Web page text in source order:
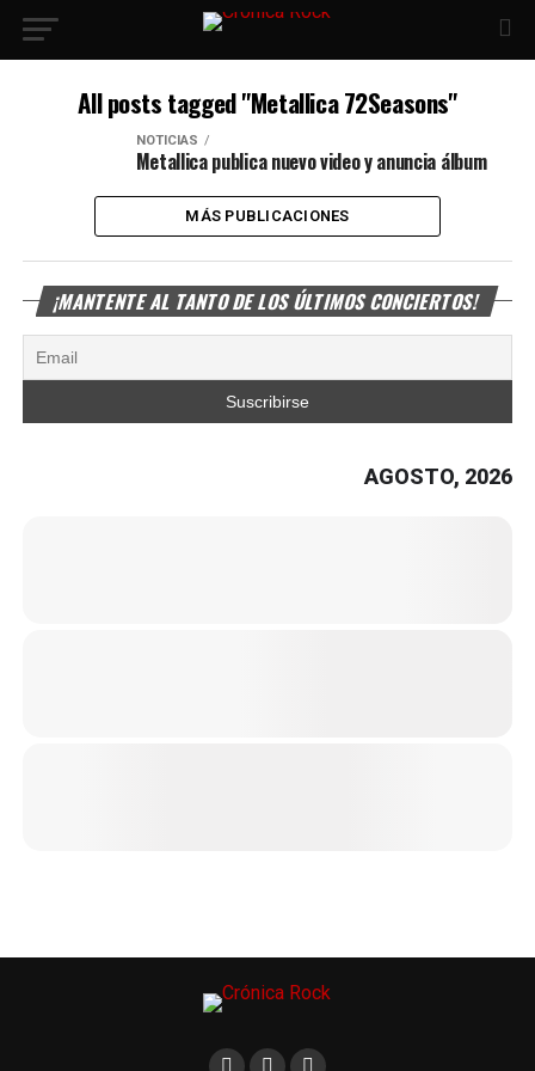
All posts tagged "Metallica 72Seasons"
NOTICIAS
Metallica publica nuevo video y anuncia álbum
MÁS PUBLICACIONES
¡MANTENTE AL TANTO DE LOS ÚLTIMOS CONCIERTOS!
AGOSTO, 2026